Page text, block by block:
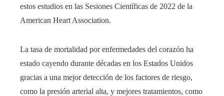
estos estudios en las Sesiones Científicas de 2022 de la
American Heart Association.
La tasa de mortalidad por enfermedades del corazón ha
estado cayendo durante décadas en los Estados Unidos
gracias a una mejor detección de los factores de riesgo,
como la presión arterial alta, y mejores tratamientos, como